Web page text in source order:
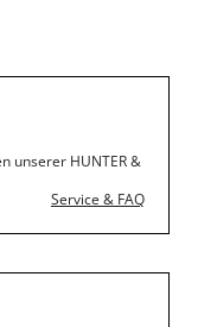
unserer HUNTER &
Service & FAQ